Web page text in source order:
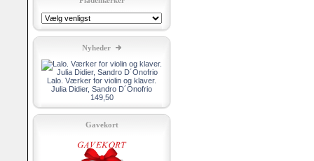
Nyheder
Lalo. Værker for violin og klaver.
Julia Didier, Sandro D´Onofrio
149,50
Gavekort